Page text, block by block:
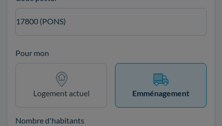
17800 (PONS)
Pour mon
Logement actuel Emménagement
Nombre d'habitants